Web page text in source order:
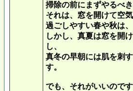
掃除の前にまずやるべ
それは、窓を開けて空
過ごしやすい春や秋は
しかし、真夏は窓を開
し、
真冬の早朝には肌を刺
す。
でも、それがいいので